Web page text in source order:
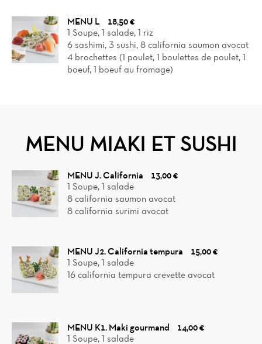
MENU L
18,50 €
1 Soupe, 1 salade, 1 riz
6 sashimi, 3 sushi, 8 california saumon avocat
4 brochettes (1 poulet, 1 boulettes de poulet, 1
boeuf, 1 boeuf au fromage)
MENU MIAKI ET SUSHI
MENU J. California
13,00 €
1 Soupe, 1 salade
8 california saumon avocat
8 california surimi avocat
MENU J2. California tempura
15,00 €
1 Soupe, 1 salade
16 california tempura crevette avocat
MENU K1. Maki gourmand
14,00 €
1 Soupe, 1 salade